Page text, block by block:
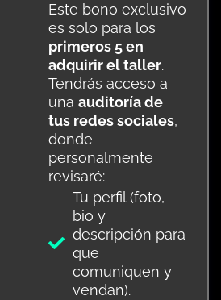
Este bono exclusivo
es solo para los
primeros 5 en
adquirir el taller.
Tendrás acceso a
una auditoría de
tus redes sociales,
donde
personalmente
revisaré:
Tu perfil (foto,
bio y
descripción para
que
comuniquen y
vendan).